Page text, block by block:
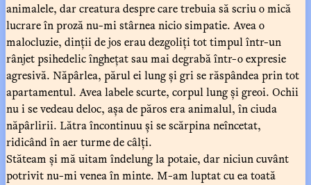
animalele, dar creatura despre care trebuia să scriu o mică
lucrare în proză nu-mi stârnea nicio simpatie. Avea o
malocluzie, dinții de jos erau dezgoliți tot timpul într-un
rânjet psihedelic înghețat sau mai degrabă într-o expresie
agresivă. Năpârlea, părul ei lung și gri se răspândea prin tot
apartamentul. Avea labele scurte, corpul lung și greoi. Ochii
nu i se vedeau deloc, așa de păros era animalul, în ciuda
năpârlirii. Lătra încontinuu și se scărpina neîncetat,
ridicând în aer turme de câlți.
Stăteam și mă uitam îndelung la potaie, dar niciun cuvânt
potrivit nu-mi venea în minte. M-am luptat cu ea toată